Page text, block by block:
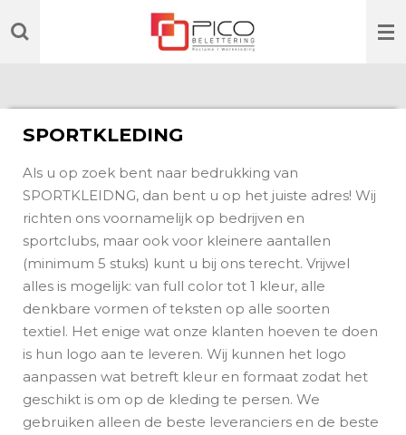
Ga
direct
hoofdinhoud
SPORTKLEDING
Als u op zoek bent naar bedrukking van
SPORTKLEIDNG, dan bent u op het juiste adres! Wij
richten ons voornamelijk op bedrijven en
sportclubs, maar ook voor kleinere aantallen
(minimum 5 stuks) kunt u bij ons terecht. Vrijwel
alles is mogelijk: van full color tot 1 kleur, alle
denkbare vormen of teksten op alle soorten
textiel. Het enige wat onze klanten hoeven te doen
is hun logo aan te leveren. Wij kunnen het logo
aanpassen wat betreft kleur en formaat zodat het
geschikt is om op de kleding te persen. We
gebruiken alleen de beste leveranciers en de beste